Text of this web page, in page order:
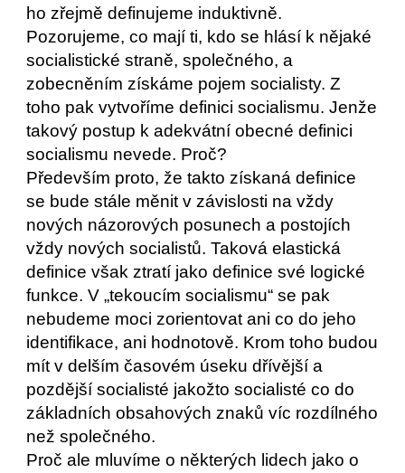
ho zřejmě definujeme induktivně.
Pozorujeme, co mají ti, kdo se hlásí k nějaké
socialistické straně, společného, a
zobecněním získáme pojem socialisty. Z
toho pak vytvoříme definici socialismu. Jenže
takový postup k adekvátní obecné definici
socialismu nevede. Proč?
Především proto, že takto získaná definice
se bude stále měnit v závislosti na vždy
nových názorových posunech a postojích
vždy nových socialistů. Taková elastická
definice však ztratí jako definice své logické
funkce. V „tekoucím socialismu“ se pak
nebudeme moci zorientovat ani co do jeho
identifikace, ani hodnotově. Krom toho budou
mít v delším časovém úseku dřívější a
pozdější socialisté jakožto socialisté co do
základních obsahových znaků víc rozdílného
než společného.
Proč ale mluvíme o některých lidech jako o